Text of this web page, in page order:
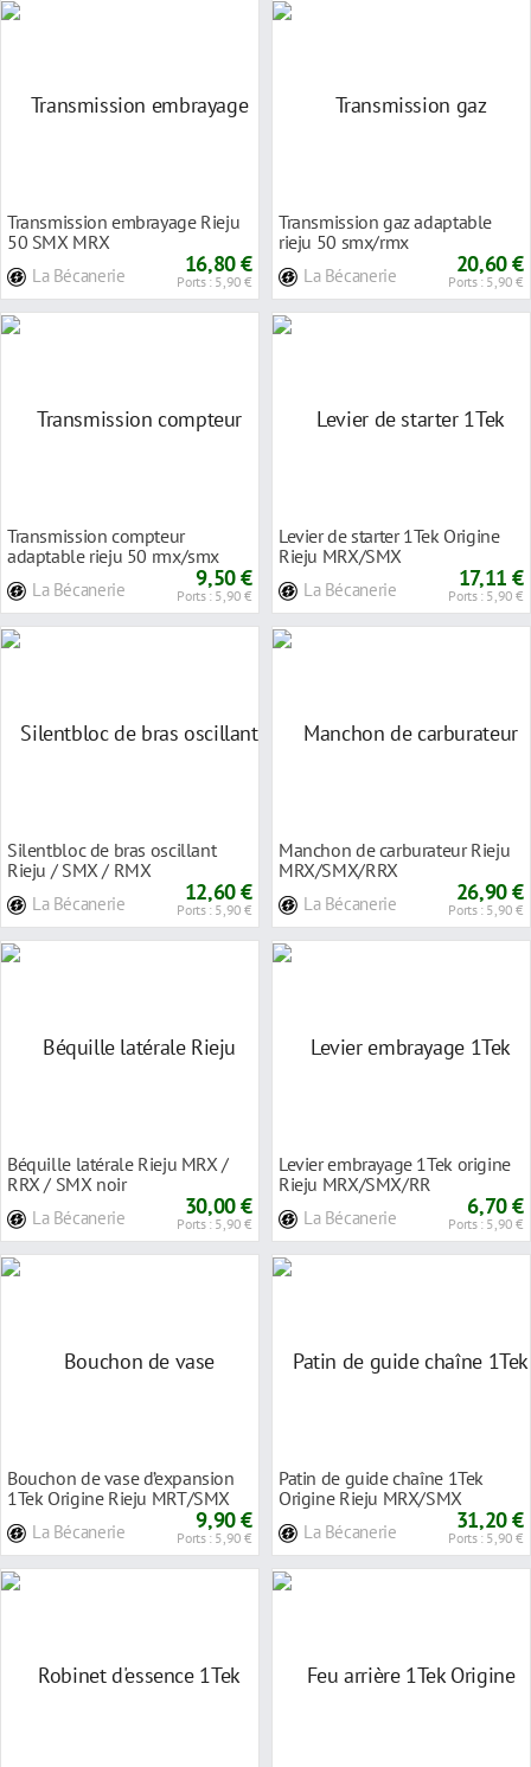
Transmission embrayage Rieju
50 SMX MRX
La Bécanerie 16,80 €
Ports : 5,90 €
Transmission gaz adaptable
rieju 50 smx/rmx
La Bécanerie 20,60 €
Ports : 5,90 €
Transmission compteur
adaptable rieju 50 rmx/smx
La Bécanerie 9,50 €
Ports : 5,90 €
Levier de starter 1Tek Origine
Rieju MRX/SMX
La Bécanerie 17,11 €
Ports : 5,90 €
Silentbloc de bras oscillant
Rieju / SMX / RMX
La Bécanerie 12,60 €
Ports : 5,90 €
Manchon de carburateur Rieju
MRX/SMX/RRX
La Bécanerie 26,90 €
Ports : 5,90 €
Béquille latérale Rieju MRX /
RRX / SMX noir
La Bécanerie 30,00 €
Ports : 5,90 €
Levier embrayage 1Tek origine
Rieju MRX/SMX/RR
La Bécanerie 6,70 €
Ports : 5,90 €
Bouchon de vase d’expansion
1Tek Origine Rieju MRT/SMX
La Bécanerie 9,90 €
Ports : 5,90 €
Patin de guide chaîne 1Tek
Origine Rieju MRX/SMX
La Bécanerie 31,20 €
Ports : 5,90 €